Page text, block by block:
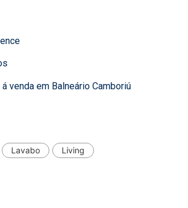
venda em Balneário Camboriú
Lavabo Living